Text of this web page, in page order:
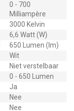
0 - 700
Milliampère
3000 Kelvin
6,6 Watt (W)
650 Lumen (lm)
Wit
Niet verstelbaar
0 - 650 Lumen
Ja
Nee
Nee